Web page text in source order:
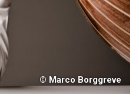
© Marco Borggreve